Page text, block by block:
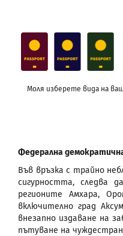
Моля изберете вида на
Федерална
Във връзка с трайно
сигурността, следва
регионите Амхара,
включително град
внезапно издаване на
пътуване на